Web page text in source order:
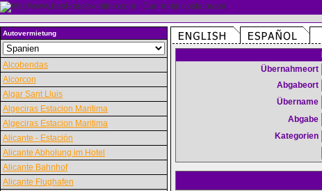
Autovermietung
Alcobendas
Alcorcon
Algar Sant Lluis
Algeciras Estacion Maritima
Algeciras Estacion Maritima
Alicante - Estación
Alicante Abholung im Hotel
Alicante Bahnhof
Alicante Flughafen
Übernahmeort
Abgabeort
Übername
Abgabe
Kategorien